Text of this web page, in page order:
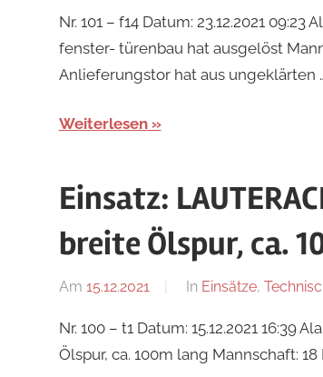
Nr. 101 – f14 Datum: 23.12.2021
fenster- türenbau hat ausgelöst
Anlieferungstor hat aus ungeklärten
Weiterlesen
Einsatz:
breite Ölspur, ca.
Am 15.12.2021
Von
In Einsätze,
Nr. 100 – t1 Datum: 15.12.2021 16:39
Ölspur, ca. 100m lang Mannschaft: